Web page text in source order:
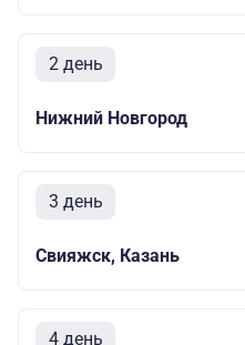
2 день
Нижний Новгород
3 день
Свияжск, Казань
4 день